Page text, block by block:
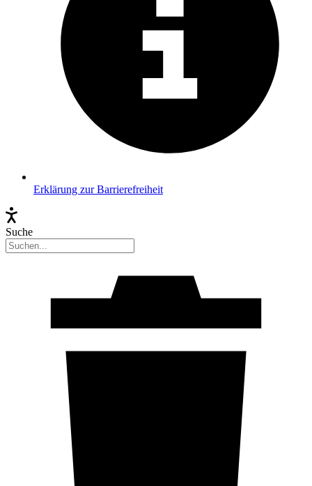
Erklärung zur Barrierefreiheit
Suche